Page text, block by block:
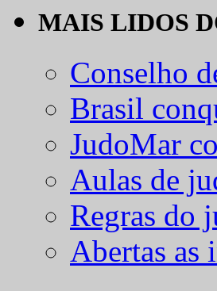
MAIS LIDOS
Conselho
Brasil
JudoMar
Aulas de
Regras do
Abertas as